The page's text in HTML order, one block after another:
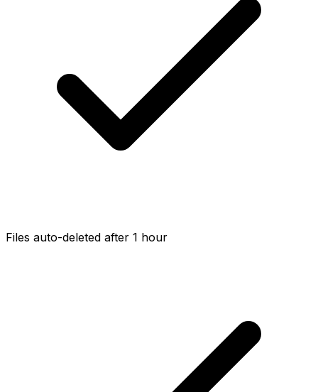
Files auto-deleted after 1 hour